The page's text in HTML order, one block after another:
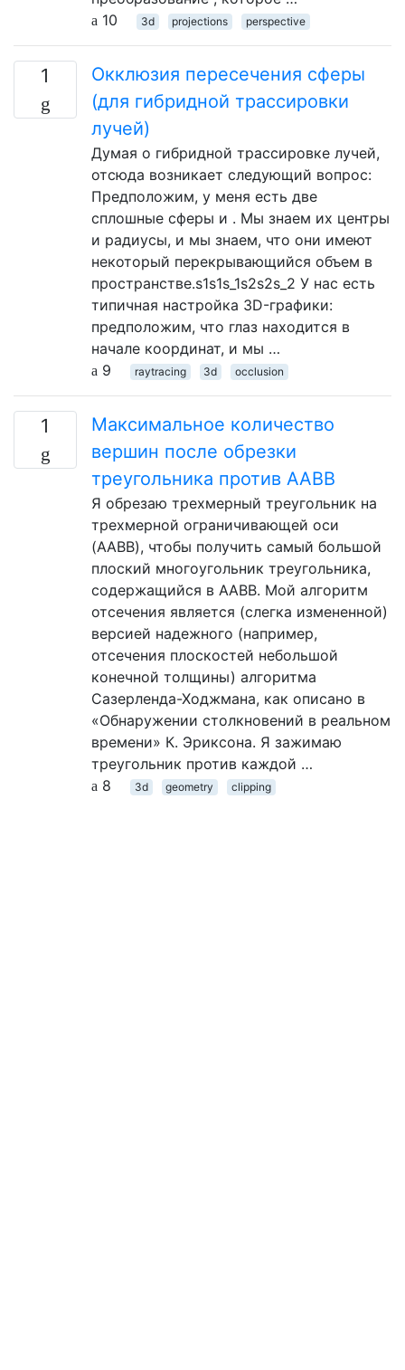
10
3d projections perspective
1
Окклюзия пересечения сферы
(для гибридной трассировки
лучей)
Думая о гибридной трассировке лучей,
отсюда возникает следующий вопрос:
Предположим, у меня есть две
сплошные сферы и . Мы знаем их центры
и радиусы, и мы знаем, что они имеют
некоторый перекрывающийся объем в
пространстве.s1s1s_1s2s2s_2 У нас есть
типичная настройка 3D-графики:
предположим, что глаз находится в
начале координат, и мы …
9
raytracing 3d occlusion
1
Максимальное количество
вершин после обрезки
треугольника против AABB
Я обрезаю трехмерный треугольник на
трехмерной ограничивающей оси
(AABB), чтобы получить самый большой
плоский многоугольник треугольника,
содержащийся в AABB. Мой алгоритм
отсечения является (слегка измененной)
версией надежного (например,
отсечения плоскостей небольшой
конечной толщины) алгоритма
Сазерленда-Ходжмана, как описано в
«Обнаружении столкновений в реальном
времени» К. Эриксона. Я зажимаю
треугольник против каждой …
8
3d geometry clipping